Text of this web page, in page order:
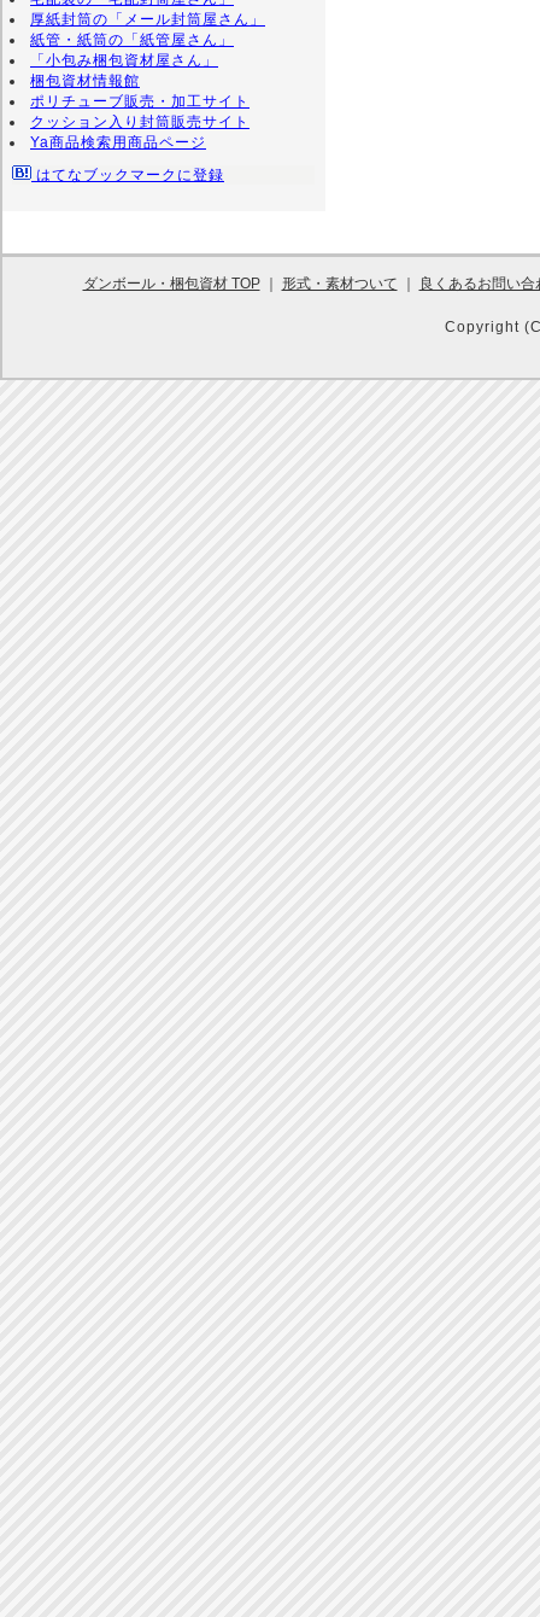
厚紙封筒の「メール封筒屋さん」
紙管・紙筒の「紙管屋さん」
「小包み梱包資材屋さん」
梱包資材情報館
ポリチューブ販売・加工サイト
クッション入り封筒販売サイト
Ya商品検索用商品ページ
はてなブックマークに登録
ダンボール・梱包資材 TOP｜ 形式・素材ついて 良くあるお問い合
Copyright